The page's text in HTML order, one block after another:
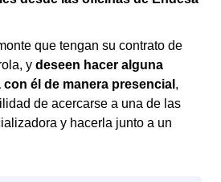
que tengan su contrato de
y deseen hacer alguna
él de manera presencial ,
de acercarse a una de las
y hacerla junto a un